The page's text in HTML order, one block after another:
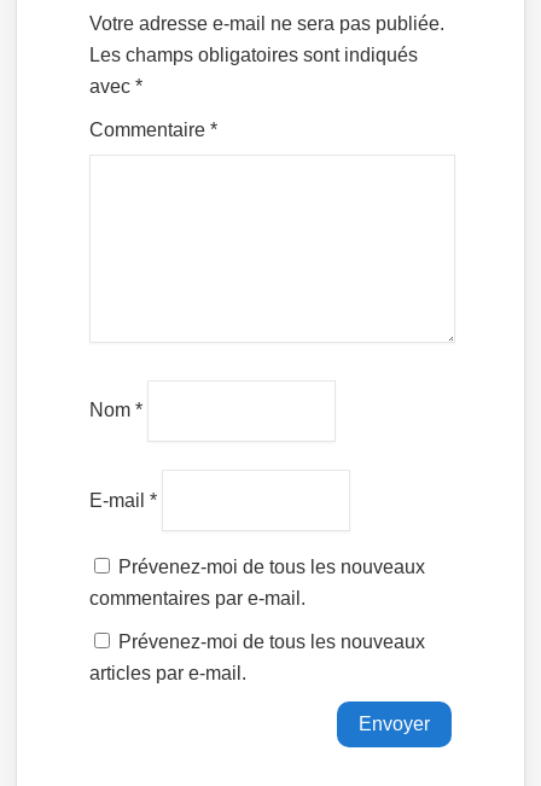
Votre adresse e-mail ne sera pas publiée.
Les champs obligatoires sont indiqués
avec*
Commentaire*
Nom*
E-mail*
Prévenez-moi de tous les nouveaux
commentaires par e-mail.
Prévenez-moi de tous les nouveaux
articles par e-mail.